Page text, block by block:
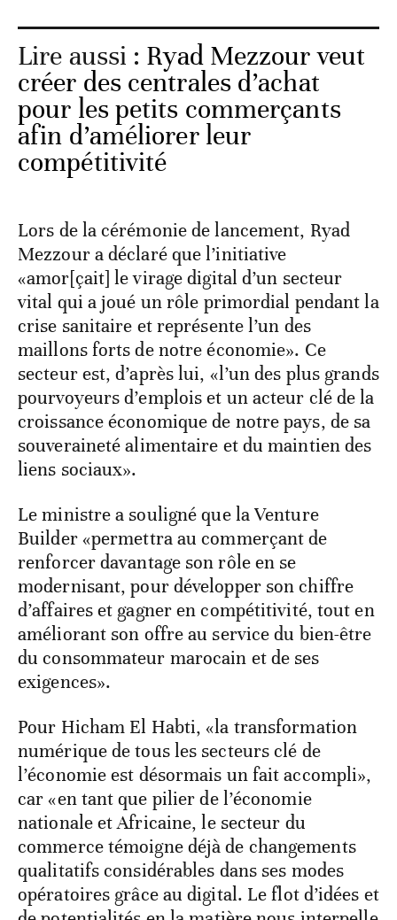
Lire aussi : Ryad Mezzour veut
créer des centrales d’achat
pour les petits commerçants
afin d’améliorer leur
compétitivité
Lors de la cérémonie de lancement, Ryad
Mezzour a déclaré que l’initiative
«amor[çait] le virage digital d’un secteur
vital qui a joué un rôle primordial pendant la
crise sanitaire et représente l’un des
maillons forts de notre économie». Ce
secteur est, d’après lui, «l’un des plus grands
pourvoyeurs d’emplois et un acteur clé de la
croissance économique de notre pays, de sa
souveraineté alimentaire et du maintien des
liens sociaux».
Le ministre a souligné que la Venture
Builder «permettra au commerçant de
renforcer davantage son rôle en se
modernisant, pour développer son chiffre
d’affaires et gagner en compétitivité, tout en
améliorant son offre au service du bien-être
du consommateur marocain et de ses
exigences».
Pour Hicham El Habti, «la transformation
numérique de tous les secteurs clé de
l’économie est désormais un fait accompli»,
car «en tant que pilier de l’économie
nationale et Africaine, le secteur du
commerce témoigne déjà de changements
qualitatifs considérables dans ses modes
opératoires grâce au digital. Le flot d’idées et